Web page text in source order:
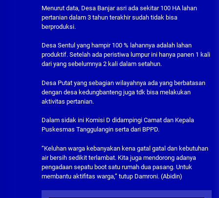
Menurut data, Desa Banjar asri ada sekitar 100 HA lahan
pertanian dalam 3 tahun terakhir sudah tidak bisa
berproduksi.
Desa Sentul yang hampir 100 % lahannya adalah lahan
produktif. Setelah ada peristiwa lumpur ini hanya panen 1 kali
dari yang sebelumnya 2 kali dalam setahun.
Desa Putat yang sebagian wilayahnya ada yang berbatasan
dengan desa kedungbanteng juga tdk bisa melakukan
aktivitas pertanian.
Dalam sidak ini Komisi D didampingi Camat dan Kepala
Puskesmas Tanggulangin serta dari BPPD.
“Keluhan warga kebanyakan kena gatal gatal dan kebutuhan
air bersih sedikit terlambat. Kita juga mendorong adanya
pengadaan sepatu boot satu rumah dua pasang. Untuk
membantu aktifitas warga,” tutup Damroni. (Abidin)